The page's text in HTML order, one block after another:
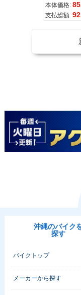
本体価格:
支払総額:
沖縄のバイク
探す
バイクトップ
メーカーから探す